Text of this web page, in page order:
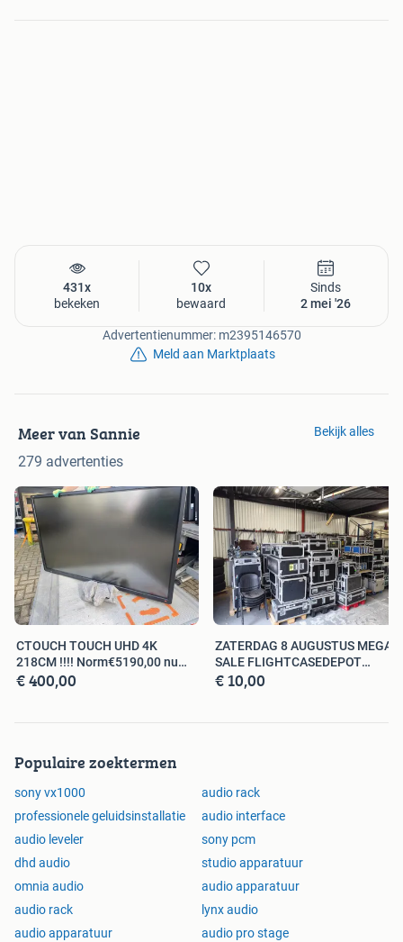
431x
bekeken
10x
bewaard
Sinds
2 mei '26
Advertentienummer: m2395146570
Meld aan Marktplaats
Meer van Sannie
279 advertenties
Bekijk alles
CTOUCH TOUCH UHD 4K
218CM !!!! Norm€5190,00 nu
€400,00 TOP
€ 400,00
ZATERDAG 8 AUGUSTUS MEGA
SALE FLIGHTCASEDEPOT
ALMERE 800Stuk
€ 10,00
Populaire zoektermen
sony vx1000
audio rack
professionele geluidsinstallatie
audio interface
audio leveler
sony pcm
dhd audio
studio apparatuur
omnia audio
audio apparatuur
audio rack
lynx audio
audio apparatuur
audio pro stage